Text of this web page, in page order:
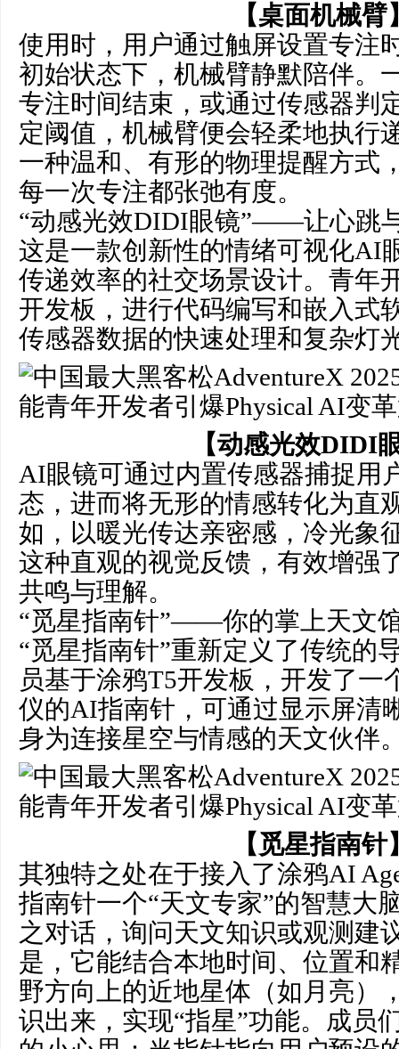
【桌面机械臂
使用时，用户通过触屏设置专注
初始状态下，机械臂静默陪伴。
专注时间结束，或通过传感器判
定阈值，机械臂便会轻柔地执行
一种温和、有形的物理提醒方式
每一次专注都张弛有度。
“动感光效DIDI眼镜”——让心跳
这是一款创新性的情绪可视化AI
传递效率的社交场景设计。青年
开发板，进行代码编写和嵌入式
传感器数据的快速处理和复杂灯
【动感光效DIDI
AI眼镜可通过内置传感器捕捉用
态，进而将无形的情感转化为直
如，以暖光传达亲密感，冷光象
这种直观的视觉反馈，有效增强
共鸣与理解。
“觅星指南针”——你的掌上天文
“觅星指南针”重新定义了传统的
员基于涂鸦T5开发板，开发了一
仪的AI指南针，可通过显示屏清
身为连接星空与情感的天文伙伴
【觅星指南针
其独特之处在于接入了涂鸦AI
指南针一个“天文专家”的智慧大
之对话，询问天文知识或观测建
是，它能结合本地时间、位置和
野方向上的近地星体（如月亮）
识出来，实现“指星”功能。成员